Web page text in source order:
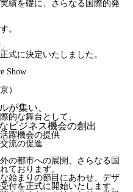
績を礎に、さらなる国際的発
。
式に決定いたしました。
Show
）
が集い、
的な舞台として、
ビジネス機会の創出
躍機会の提供
流の促進
の都市への展開、さらなる国
ております。
始まりの節目にあわせ、デザ
付を正式に開始いたします。